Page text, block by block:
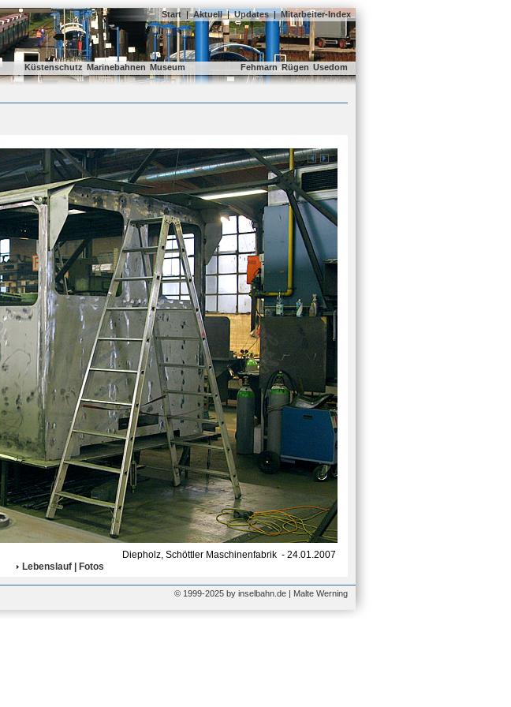
Start | Aktuell | Updates | Mitarbeiter-Index
Küstenschutz Marinebahnen Museum Fehmarn Rügen Usedom
Diepholz, Schöttler Maschinenfabrik - 24.01.2007
Lebenslauf | Fotos
© 1999-2025 by inselbahn.de | Malte Werning